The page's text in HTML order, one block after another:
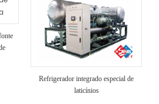
Refrigerador integrado especial de
laticínios